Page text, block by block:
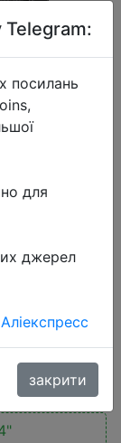
Power
Telegram:
посилань
для
джерел
закрити